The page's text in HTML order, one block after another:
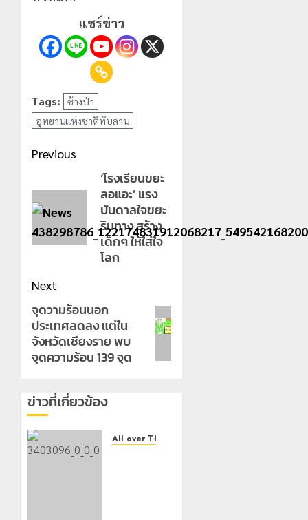
แชร์ข่าว
Tags:
ช้างป่า
อุทยานแห่งชาติทับลาน
Post
navigation
Previous
‘โรงเรียนขยะ
ลอแอะ’ แรง
บันดาลใจขยะ
ริมทาง สร้าง
เด็กๆ ให้ใส่ใจ
โลก
Next
Next
post:
จุดวามร้อนนอก
ประเทศลดลง แต่ใน
จังหวัดเชียงราย พบ
จุดความร้อน 139 จุด
ข่าวที่เกี่ยวข้อง
All over Thailand